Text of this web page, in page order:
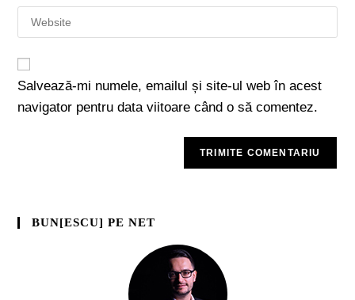
Salvează-mi numele, emailul și site-ul web în acest
navigator pentru data viitoare când o să comentez.
BUN[ESCU] PE NET